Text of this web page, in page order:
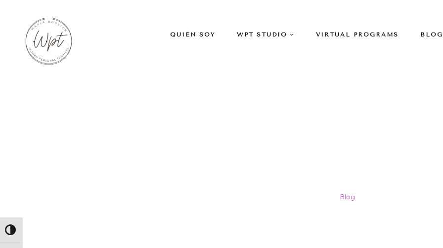
ALTERNAR ALTO CONTRASTE
QUIÉN SOY WPT STUDIO VIRTUAL PROGRAMS BLOG
Blog